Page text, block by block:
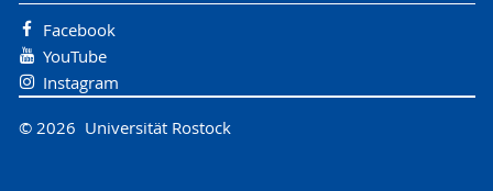
Facebook
YouTube
Instagram
© 2026 Universität Rostock